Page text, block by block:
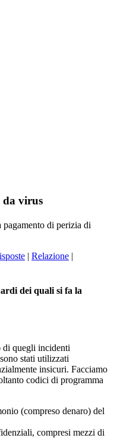
virus
di perizia di
| Relazione |
dei quali si fa la
di quegli incidenti
stati utilizzati
insicuri. Facciamo
codici di programma
(compreso denaro) del
compresi mezzi di